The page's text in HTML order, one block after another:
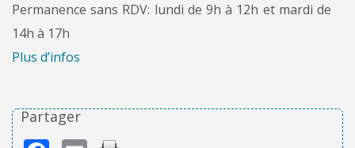
Permanence sans RDV: lundi de 9h à 12h et mardi de
14h à 17h
Plus d’infos
Partager